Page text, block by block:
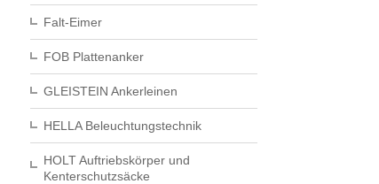
Falt-Eimer
FOB Plattenanker
GLEISTEIN Ankerleinen
HELLA Beleuchtungstechnik
HOLT Auftriebskörper und
Kenterschutzsäcke